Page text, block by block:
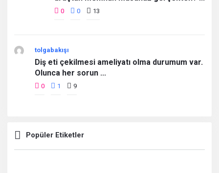
0 0 13
tolgabakışı
Diş eti çekilmesi ameliyatı olma durumum var.
Olunca her sorun ...
0 1 9
Popüler Etiketler